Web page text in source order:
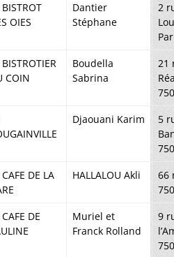
BISTROT
OIES
Dantier
Stéphane
2
BISTROTIER
COIN
Boudella
Sabrina
21
Djaouani Karim
5
CAFE DE LA
HALLALOU Akli
66
CAFE DE
Muriel et
Franck Rolland
9